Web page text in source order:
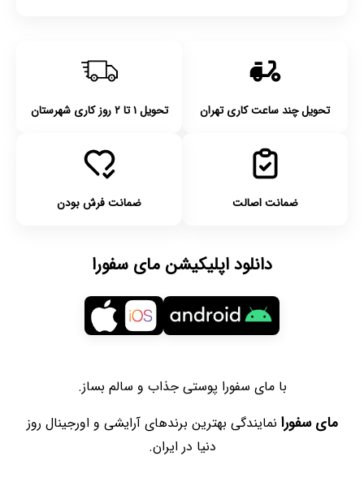
تحویل چند ساعت کاری تهران تحویل ۱ تا ۲ روز کاری شهرستان
ضمانت اصالت ضمانت فرش بودن
دانلود اپلیکیشن مای سفورا
با مای سفورا پوستی جذاب و سالم بساز.
مای سفورا نمایندگی بهترین برندهای آرایشی و اورجینال روز
دنیا در ایران.